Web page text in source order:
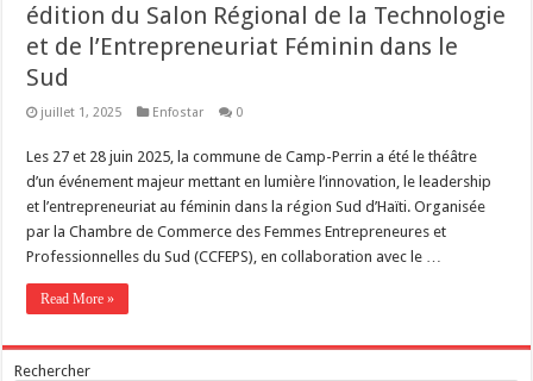
édition du Salon Régional de la Technologie
et de l’Entrepreneuriat Féminin dans le
Sud
juillet 1, 2025 Enfostar 0
Les 27 et 28 juin 2025, la commune de Camp-Perrin a été le théâtre
d’un événement majeur mettant en lumière l’innovation, le leadership
et l’entrepreneuriat au féminin dans la région Sud d’Haïti. Organisée
par la Chambre de Commerce des Femmes Entrepreneures et
Professionnelles du Sud (CCFEPS), en collaboration avec le …
Read More »
Rechercher